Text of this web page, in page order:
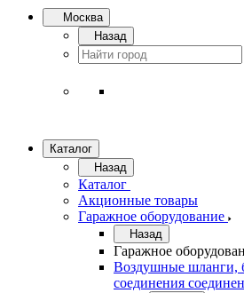
Москва
Назад
Каталог
Назад
Каталог
Акционные товары
Гаражное оборудование
Назад
Гаражное
Воздушные шланги,
соединения